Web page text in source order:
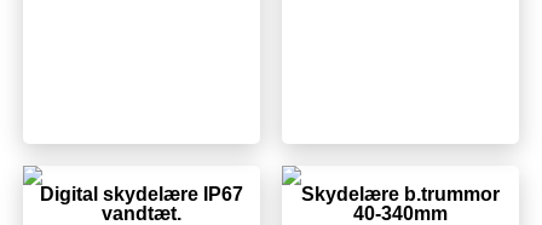
Digital skydelære IP67
vandtæt.
Skydelære b.trummor
40-340mm